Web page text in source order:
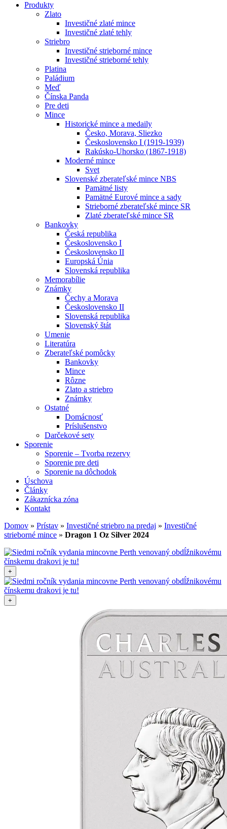
Produkty
Zlato
Investičné zlaté mince
Investičné zlaté tehly
Striebro
Investičné strieborné mince
Investičné strieborné tehly
Platina
Paládium
Meď
Čínska Panda
Pre deti
Mince
Historické mince a medaily
Česko, Morava, Sliezko
Československo I (1919-1939)
Rakúsko-Uhorsko (1867-1918)
Moderné mince
Svet
Slovenské zberateľské mince NBS
Pamätné listy
Pamätné Eurové mince a sady
Strieborné zberateľské mince SR
Zlaté zberateľské mince SR
Bankovky
Česká republika
Československo I
Československo II
Europská Únia
Slovenská republika
Memorabílie
Známky
Čechy a Morava
Československo II
Slovenská republika
Slovenský štát
Umenie
Literatúra
Zberateľské pomôcky
Bankovky
Mince
Rôzne
Zlato a striebro
Známky
Ostatné
Domácnosť
Príslušenstvo
Darčekové sety
Sporenie
Sporenie – Tvorba rezervy
Sporenie pre deti
Sporenie na dôchodok
Úschova
Články
Zákaznícka zóna
Kontakt
Domov » Prístav » Investičné striebro na predaj » Investičné
strieborné mince » Dragon 1 Oz Silver 2024
+
+